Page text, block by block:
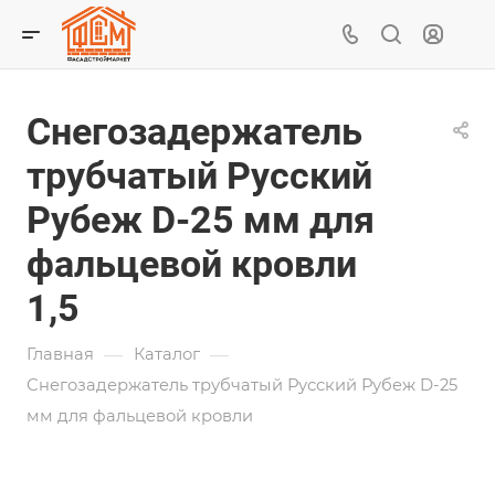
Снегозадержатель
трубчатый Русский
Рубеж D-25 мм для
фальцевой кровли
1,5
Главная — Каталог —
Снегозадержатель трубчатый Русский Рубеж D-25
мм для фальцевой кровли